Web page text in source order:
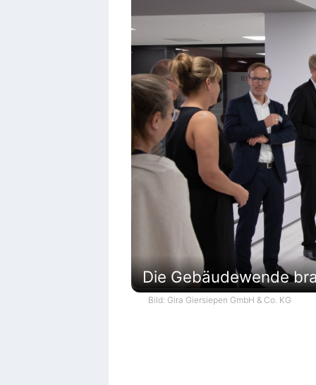
Die Gebäudewende
Bild: Gira Giersiepen GmbH & Co. KG